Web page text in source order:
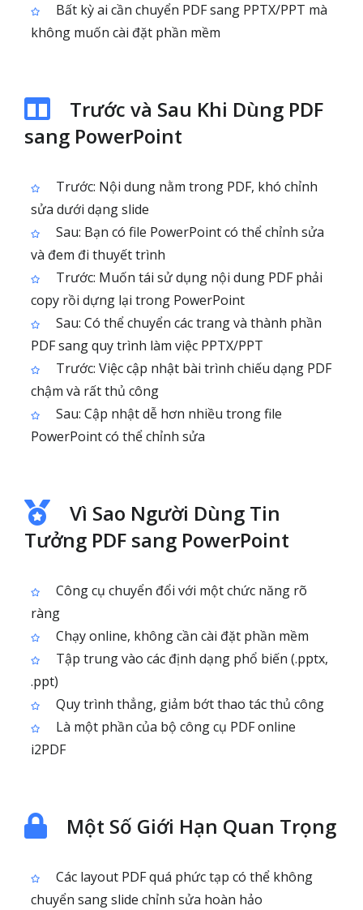
Bất kỳ ai cần chuyển PDF sang PPTX/PPT mà
không muốn cài đặt phần mềm
Trước và Sau Khi Dùng PDF
sang PowerPoint
Trước: Nội dung nằm trong PDF, khó chỉnh
sửa dưới dạng slide
Sau: Bạn có file PowerPoint có thể chỉnh sửa
và đem đi thuyết trình
Trước: Muốn tái sử dụng nội dung PDF phải
copy rồi dựng lại trong PowerPoint
Sau: Có thể chuyển các trang và thành phần
PDF sang quy trình làm việc PPTX/PPT
Trước: Việc cập nhật bài trình chiếu dạng PDF
chậm và rất thủ công
Sau: Cập nhật dễ hơn nhiều trong file
PowerPoint có thể chỉnh sửa
Vì Sao Người Dùng Tin
Tưởng PDF sang PowerPoint
Công cụ chuyển đổi với một chức năng rõ
ràng
Chạy online, không cần cài đặt phần mềm
Tập trung vào các định dạng phổ biến (.pptx,
.ppt)
Quy trình thẳng, giảm bớt thao tác thủ công
Là một phần của bộ công cụ PDF online
i2PDF
Một Số Giới Hạn Quan Trọng
Các layout PDF quá phức tạp có thể không
chuyển sang slide chỉnh sửa hoàn hảo